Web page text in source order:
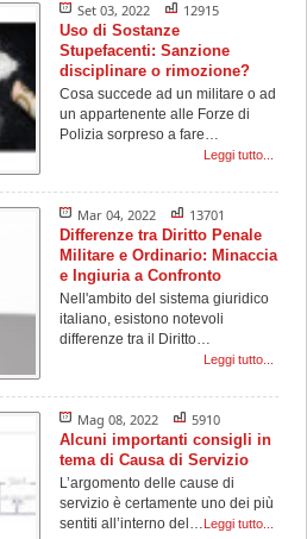
Set 03, 2022
12915
Uso di Sostanze
Stupefacenti: Sanzione
disciplinare o rimozione?
Cosa succede ad un militare o ad
un appartenente alle Forze di
Polizia sorpreso a fare…
Leggi tutto...
Mar 04, 2022
13701
Differenze tra Diritto Penale
Militare e Ordinario: Minaccia
e Ingiuria a Confronto
Nell'ambito del sistema giuridico
italiano, esistono notevoli
differenze tra il Diritto…
Leggi tutto...
Mag 08, 2022
5910
Alcuni importanti consigli in
tema di Causa di Servizio
L’argomento delle cause di
servizio è certamente uno dei più
sentiti all’interno del…
Leggi tutto...